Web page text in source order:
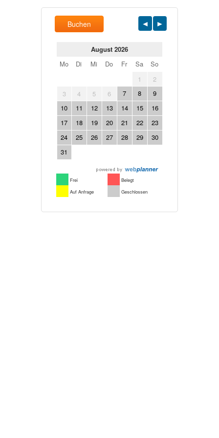
Buchen
August 2026
Mo
Di Mi Do Fr Sa
So
1
2
3
4 5 6 7 8
9
10
11 12 13 14 15
16
17
18 19 20 21 22
23
24
25 26 27 28 29
30
31
Frei
Belegt
Auf Anfrage
Geschlossen